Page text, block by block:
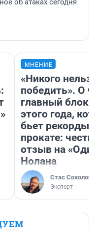
МНЕНИЕ
«Никого нельзя
победить». О
главный
этого года,
бьет рекорды в
прокате:
отзыв на
Нолана
Стас Соколов
Эксперт